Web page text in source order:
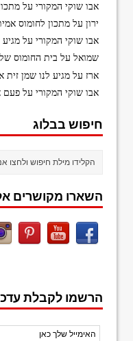
אבו שוקי המקורי על
ירון עלמתכון לחומוס
אבו שוקי המקורי על
שמואל על בית החומוס של
ארז עלמגיע לנו שמן זית
אבו שוקי המקורי עלפעם
חיפוש בבלוג
השארו מקושרים
הרשמו לקבלת